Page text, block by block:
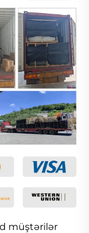
müştərilər